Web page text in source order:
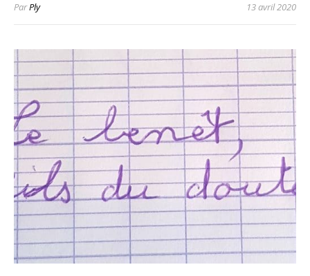
ParPly 13 avril 2020